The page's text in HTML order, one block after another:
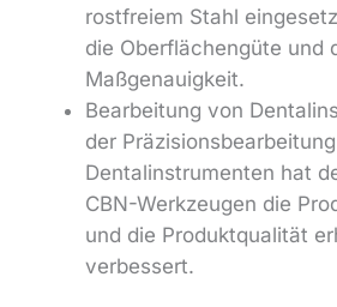
rostfreiem Stahl
die Oberflächengüte und
Maßgenauigkeit.
Bearbeitung von
der
Dentalinstrumenten hat
CBN-Werkzeugen die
und die Produktqualität
verbessert.